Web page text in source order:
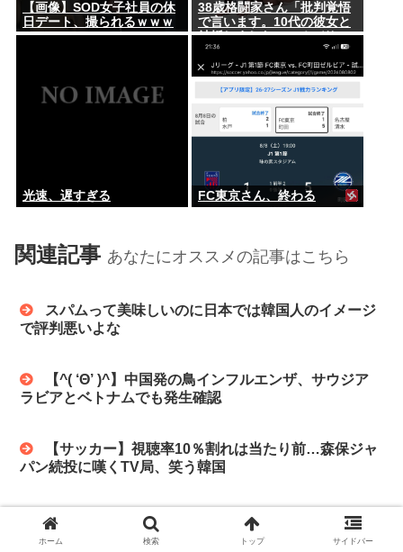
【画像】SOD女子社員の休
日デート、撮られるｗｗｗ
38歳格闘家さん「批判覚悟
で言います。10代の彼女と
結婚しました」→オバサン
達が発狂して炎上祭り
光速、遅すぎる FC東京さん、終わる
関連記事 あなたにオススメの記事はこちら
で評判悪いよな
ラビアとベトナムでも発生確認
パン続投に嘆くTV局、笑う韓国
【韓国】 東京五輪を防護服聖火ランナーで揶揄
ソウルの日本大使館にポスター
ホーム 検索 トップ サイドバー